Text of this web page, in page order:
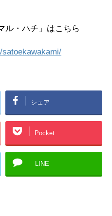
ル・ハチ」はこちら
シェア
Pocket
LINE